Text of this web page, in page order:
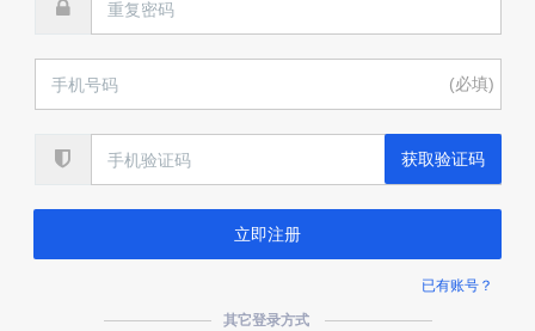
(必填)
已有账号？
其它登录方式